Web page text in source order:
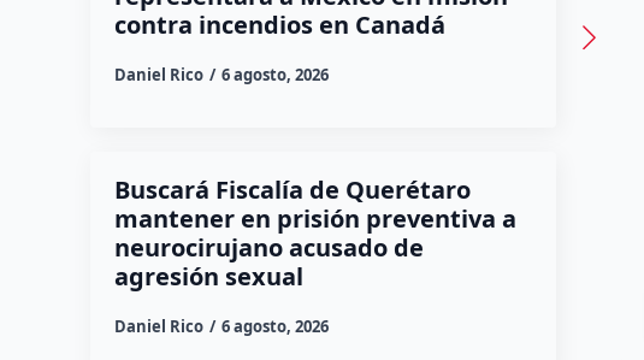
contra incendios en Canadá
Daniel Rico 6 agosto, 2026
Buscará Fiscalía de Querétaro
mantener en prisión preventiva a
neurocirujano acusado de
agresión sexual
Daniel Rico 6 agosto, 2026